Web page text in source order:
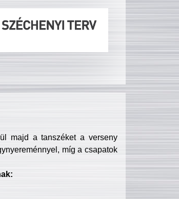
majd a tanszéket a verseny
míg a csapatok